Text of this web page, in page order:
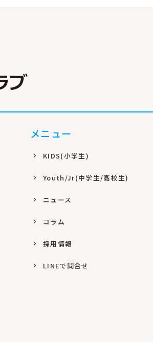
メニュー
KIDS(小学生)
Youth/Jr(中学生/高校生)
ニュース
コラム
採用情報
LINEで問合せ